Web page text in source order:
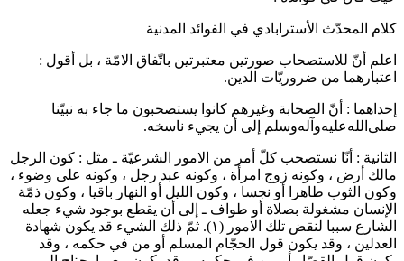
المحدّث الأسترابادي في الفوائد المدنية
أنّ للاستصحاب صورتين معتبرتين باتّفاق الامّة ، بل أقول :
من ضروريّات الدين.
: أنّ الصحابة وغيرهم كانوا يستصحبون ما جاء به نبيّنا
إلى أن يجيء ناسخه.
: أنّا نستصحب كلّ أمر من الامور الشرعيّة ـ مثل : كون الرجل
أرض ، وكونه زوج امرأة ، وكونه عبد رجل ، وكونه على وضوء ،
الثوب طاهرا أو نجسا ، وكون الليل أو النهار باقيا ، وكون ذمّة
مشغولة بصلاة أو طواف ـ إلى أن يقطع بوجود شيء جعله
سببا لنقض تلك الامور(١)
. ثمّ ذلك الشيء قد يكون شهادة
، وقد يكون قول الحجّام المسلم أو من في حكمه ، وقد